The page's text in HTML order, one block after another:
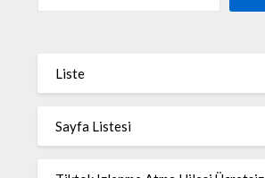
Liste
Sayfa Listesi